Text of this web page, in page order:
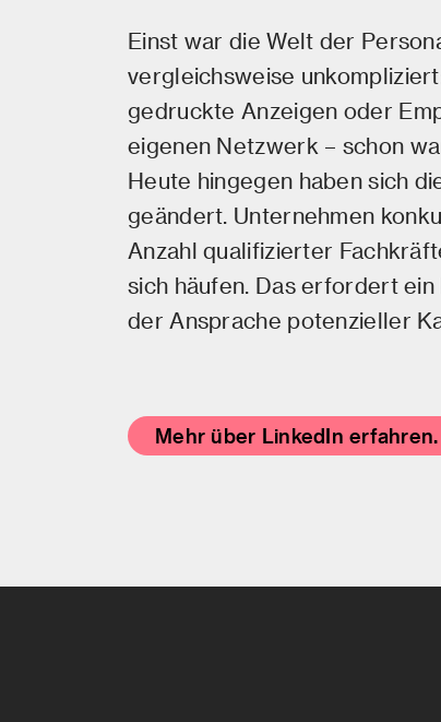
Einst war die Welt der
vergleichsweise
gedruckte Anzeigen oder
eigenen Netzwerk – schon
Heute hingegen haben sich
geändert. Unternehmen
Anzahl qualifizierter
sich häufen. Das erfordert
der Ansprache potenzieller
Mehr über LinkedIn erfahren.